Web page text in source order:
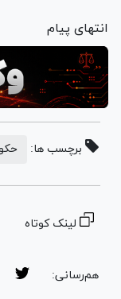
انتهای پیام
برچسب ها:
لینک کوتاه
هم‌رسانی: